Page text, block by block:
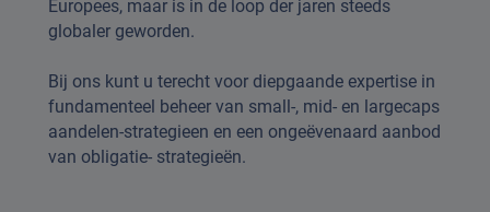
Europees, maar is in de loop der jaren steeds
globaler geworden.
Bij ons kunt u terecht voor diepgaande expertise in
fundamenteel beheer van small-, mid- en largecaps
aandelen-strategieen en een ongeëvenaard aanbod
van obligatie- strategieën.